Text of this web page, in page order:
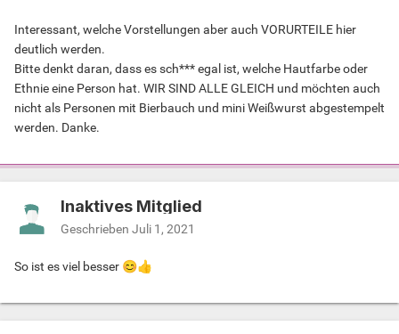
Interessant, welche Vorstellungen aber auch VORURTEILE hier
deutlich werden.
Bitte denkt daran, dass es sch*** egal ist, welche Hautfarbe oder
Ethnie eine Person hat. WIR SIND ALLE GLEICH und möchten auch
nicht als Personen mit Bierbauch und mini Weißwurst abgestempelt
werden. Danke.
Inaktives Mitglied
Geschrieben Juli 1, 2021
So ist es viel besser 😊👍